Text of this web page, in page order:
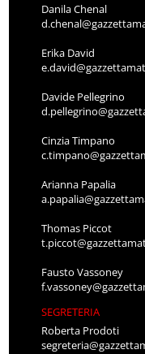
Danila Chenal
Erika David
Davide Pellegrino
Cinzia Timpano
Arianna Papalia
Thomas Piccot
Fausto Vassoney
SEGRETERIA
Roberta Prodoti